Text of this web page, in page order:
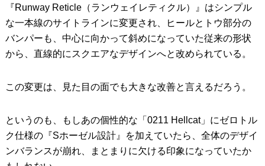
『Runway Reticle（ランウェイレティクル）』はシンプル
な一本線のサイトラインに変更され、ヒールとトウ部分の
バンパーも、中心に向かって斜めになっていた従来の形状
から、直線的にスクエアなデザインへと改められている。
この変更は、見た目の面でも大きな改善と言えるだろう。
というのも、もしあの個性的な「0211 Hellcat」にゼロトル
ク仕様の『Sホーゼル設計』を加えていたら、全体のデザイ
ンバランスが崩れ、まとまりに欠ける印象になっていたか